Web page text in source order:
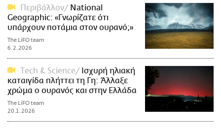
Περιβάλλον
National
Geographic: «Γνωρίζατε ότι
υπάρχουν ποτάμια στον ουρανό;»
The LiFO team
6.2.2026
Τech & Science
Ισχυρή ηλιακή
καταιγίδα πλήττει τη Γη: Άλλαξε
χρώμα ο ουρανός και στην Ελλάδα
The LiFO team
20.1.2026